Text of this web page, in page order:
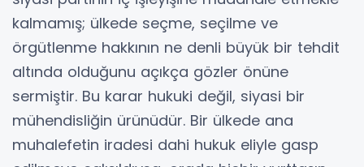
kalmamış; ülkede seçme, seçilme ve
örgütlenme hakkının ne denli büyük bir tehdit
altında olduğunu açıkça gözler önüne
sermiştir. Bu karar hukuki değil, siyasi bir
mühendisliğin ürünüdür. Bir ülkede ana
muhalefetin iradesi dahi hukuk eliyle gasp